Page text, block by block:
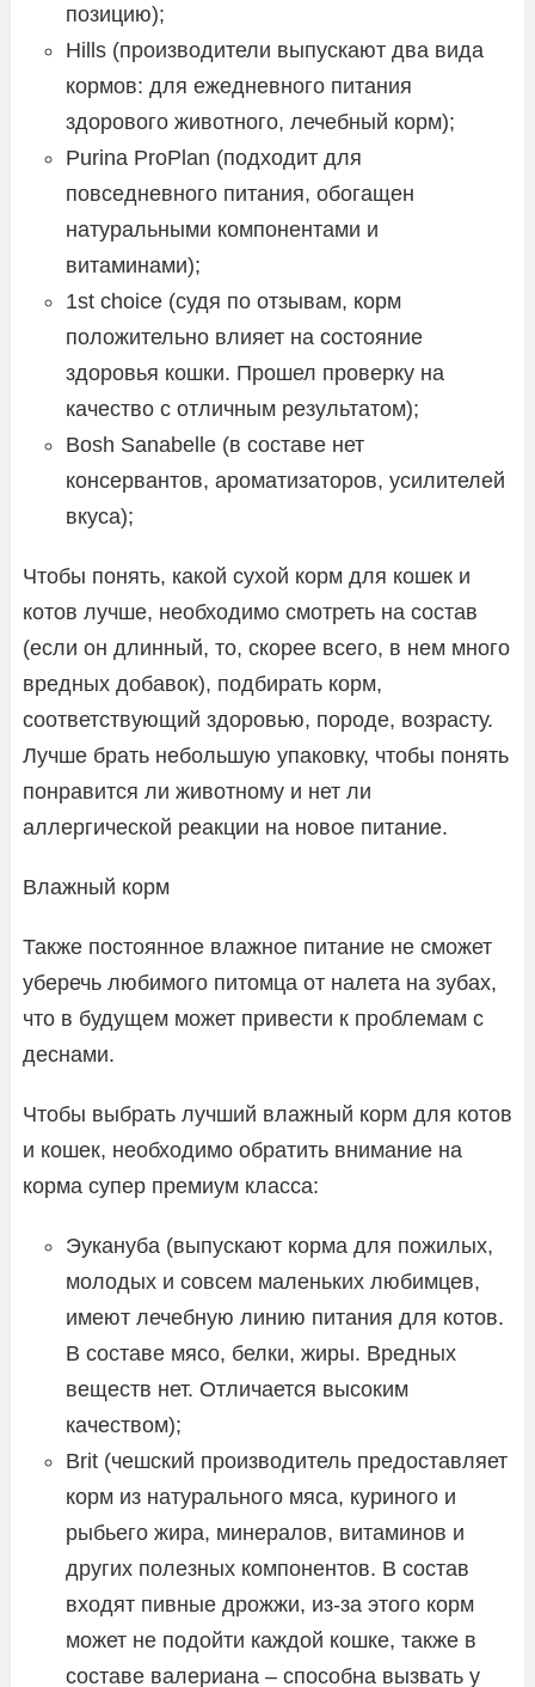
позицию);
Hills (производители выпускают два вида
кормов: для ежедневного питания
здорового животного, лечебный корм);
Purina ProPlan (подходит для
повседневного питания, обогащен
натуральными компонентами и
витаминами);
1st choice (судя по отзывам, корм
положительно влияет на состояние
здоровья кошки. Прошел проверку на
качество с отличным результатом);
Bosh Sanabelle (в составе нет
консервантов, ароматизаторов, усилителей
вкуса);
Чтобы понять, какой сухой корм для кошек и
котов лучше, необходимо смотреть на состав
(если он длинный, то, скорее всего, в нем много
вредных добавок), подбирать корм,
соответствующий здоровью, породе, возрасту.
Лучше брать небольшую упаковку, чтобы понять
понравится ли животному и нет ли
аллергической реакции на новое питание.
Влажный корм
Также постоянное влажное питание не сможет
уберечь любимого питомца от налета на зубах,
что в будущем может привести к проблемам с
деснами.
Чтобы выбрать лучший влажный корм для котов
и кошек, необходимо обратить внимание на
корма супер премиум класса:
Эукануба (выпускают корма для пожилых,
молодых и совсем маленьких любимцев,
имеют лечебную линию питания для котов.
В составе мясо, белки, жиры. Вредных
веществ нет. Отличается высоким
качеством);
Brit (чешский производитель предоставляет
корм из натурального мяса, куриного и
рыбьего жира, минералов, витаминов и
других полезных компонентов. В состав
входят пивные дрожжи, из-за этого корм
может не подойти каждой кошке, также в
составе валериана – способна вызвать у